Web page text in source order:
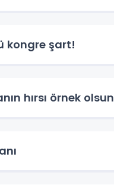
kongre şart!
hırsı örnek olsun